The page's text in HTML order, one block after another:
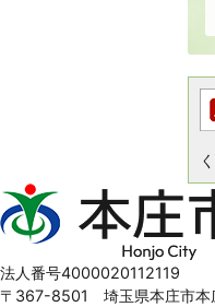
本
庄
Honjo
City
法人番号4000020112119
〒367-8501 埼玉県本庄市本